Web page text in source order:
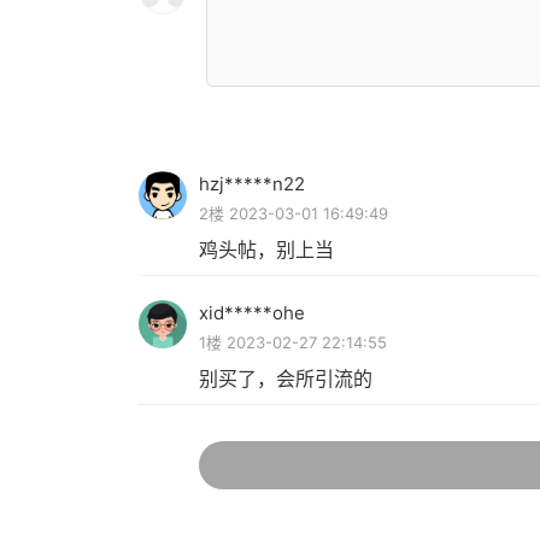
hzj*****n22
2楼 2023-03-01 16:49:49
鸡头帖，别上当
xid*****ohe
1楼 2023-02-27 22:14:55
别买了，会所引流的